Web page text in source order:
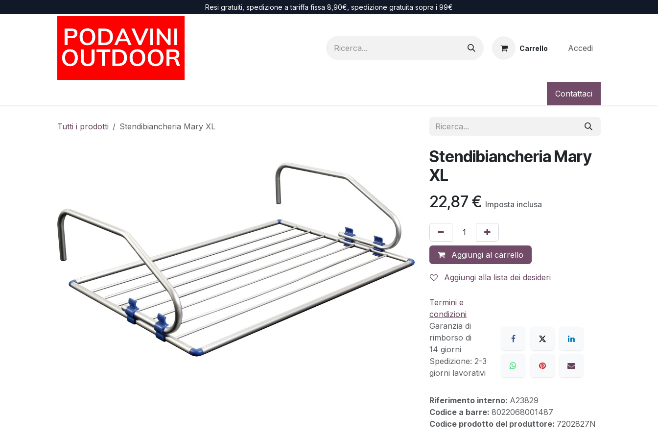
Resi gratuiti, spedizione a tariffa fissa 8,90€, spedizione gratuita sopra i 99€
Carrello Accedi
Contattaci
Tutti i prodotti Stendibiancheria Mary XL
Stendibiancheria Mary
XL
22,87 € Imposta inclusa
Aggiungi al carrello
Aggiungi alla lista dei desideri
Termini e
condizioni
Garanzia di
rimborso di
14 giorni
Spedizione: 2-3
giorni lavorativi
Riferimento interno: A23829
Codice a barre: 8022068001487
Codice prodotto del produttore: 7202827N